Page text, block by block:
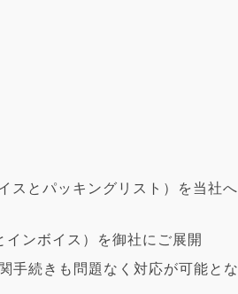
スとパッキングリスト）を当社へ
ンボイス）を御社にご展開
手続きも問題なく対応が可能とな